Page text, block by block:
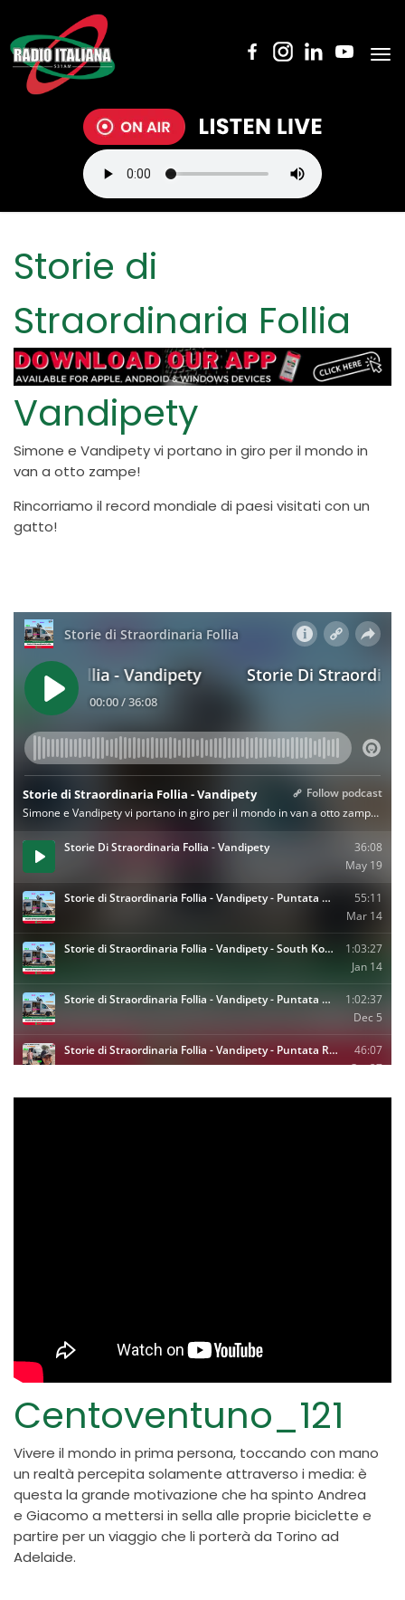
Storie di
Straordinaria Follia
Vandipety
Simone e Vandipety vi portano in giro per il mondo in
van a otto zampe!
Rincorriamo il record mondiale di paesi visitati con un
gatto!
Centoventuno_121
Vivere il mondo in prima persona, toccando con mano
un realtà percepita solamente attraverso i media: è
questa la grande motivazione che ha spinto Andrea
e Giacomo a mettersi in sella alle proprie biciclette e
partire per un viaggio che li porterà da Torino ad
Adelaide.